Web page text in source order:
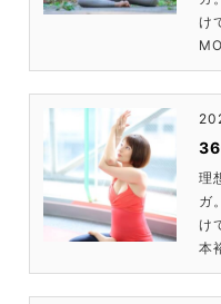
け
理
ガ
け
本